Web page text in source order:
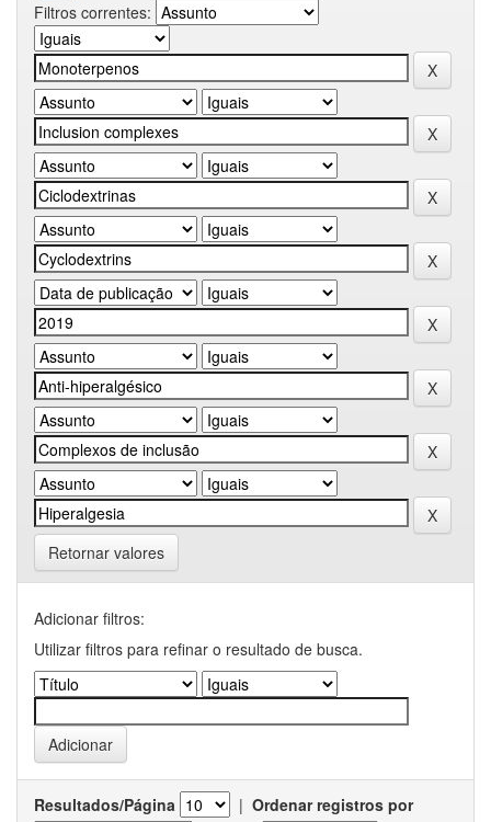
Filtros correntes:
Retornar valores
Adicionar filtros:
Utilizar filtros para refinar o resultado de busca.
Resultados/Página | Ordenar registros por